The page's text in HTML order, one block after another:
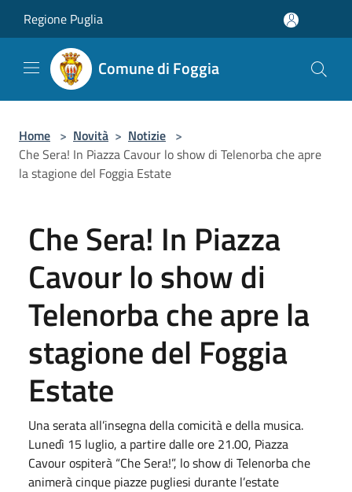
Regione Puglia
Comune di Foggia
Home > Novità > Notizie >
Che Sera! In Piazza Cavour lo show di Telenorba che apre
la stagione del Foggia Estate
Che Sera! In Piazza
Cavour lo show di
Telenorba che apre la
stagione del Foggia
Estate
Una serata all’insegna della comicità e della musica.
Lunedì 15 luglio, a partire dalle ore 21.00, Piazza
Cavour ospiterà “Che Sera!”, lo show di Telenorba che
animerà cinque piazze pugliesi durante l’estate